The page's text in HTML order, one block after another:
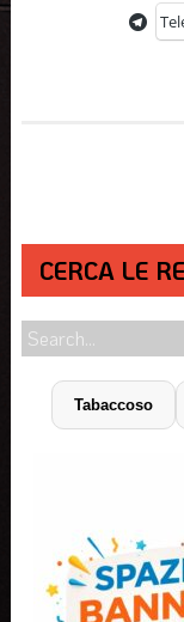
CERCA LE
Tabaccoso